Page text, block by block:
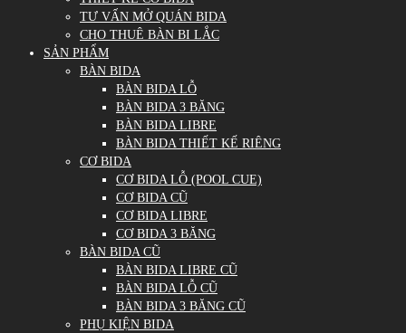
TƯ VẤN MỞ QUÁN BIDA
CHO THUÊ BÀN BI LẮC
SẢN PHẨM
BÀN BIDA
BÀN BIDA LỖ
BÀN BIDA 3 BĂNG
BÀN BIDA LIBRE
BÀN BIDA THIẾT KẾ RIÊNG
CƠ BIDA
CƠ BIDA LỖ (POOL CUE)
CƠ BIDA CŨ
CƠ BIDA LIBRE
CƠ BIDA 3 BĂNG
BÀN BIDA CŨ
BÀN BIDA LIBRE CŨ
BÀN BIDA LỖ CŨ
BÀN BIDA 3 BĂNG CŨ
PHỤ KIỆN BIDA